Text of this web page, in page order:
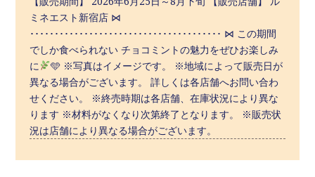
ミネエスト新宿店 ⋈
･･･････････････････････････････････････ ⋈ この期間
でしか食べられない チョコミントの魅力をぜひお楽しみ
に
‬🩵 ※写真はイメージです。 ※地域によって販売日が
異なる場合がございます。 詳しくは各店舗へお問い合わ
せください。 ※終売時期は各店舗、在庫状況により異な
ります ※材料がなくなり次第終了となります。 ※販売状
況は店舗により異なる場合がございます。